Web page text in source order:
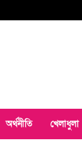
অর্থনীতি খেলাধুলা